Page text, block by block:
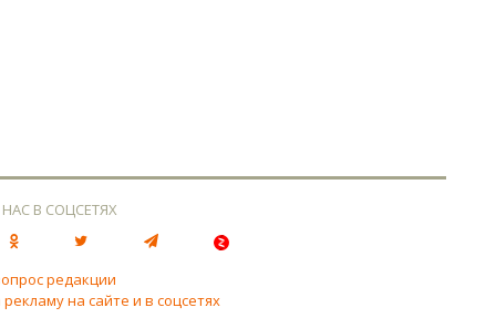
В СОЦСЕТЯХ
редакции
на сайте и в соцсетях